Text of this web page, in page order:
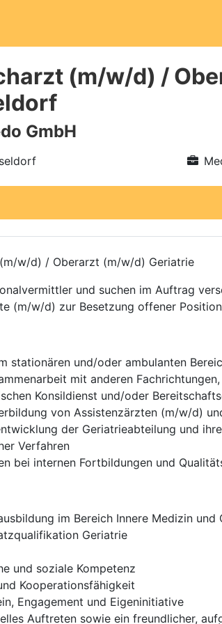
(m/w/d) /
GmbH
w/d) / Oberarzt (m/w/d) Geriatrie
und suchen im Auftrag
(m/w/d) zur Besetzung offener
stationären und/oder ambulanten
mit anderen
Konsildienst und/oder
von Assistenzärzten (m/w/d)
der Geriatrieabteilung und
Verfahren
bei internen Fortbildungen und
im Bereich Innere Medizin
Geriatrie
und soziale Kompetenz
Kooperationsfähigkeit
Engagement und Eigeninitiative
Auftreten sowie ein freundlicher,